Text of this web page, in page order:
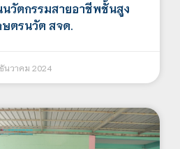
วัตกรรมสายอาชีพชั้นสูง
ตรนวัต สจด.
นวาคม 2024